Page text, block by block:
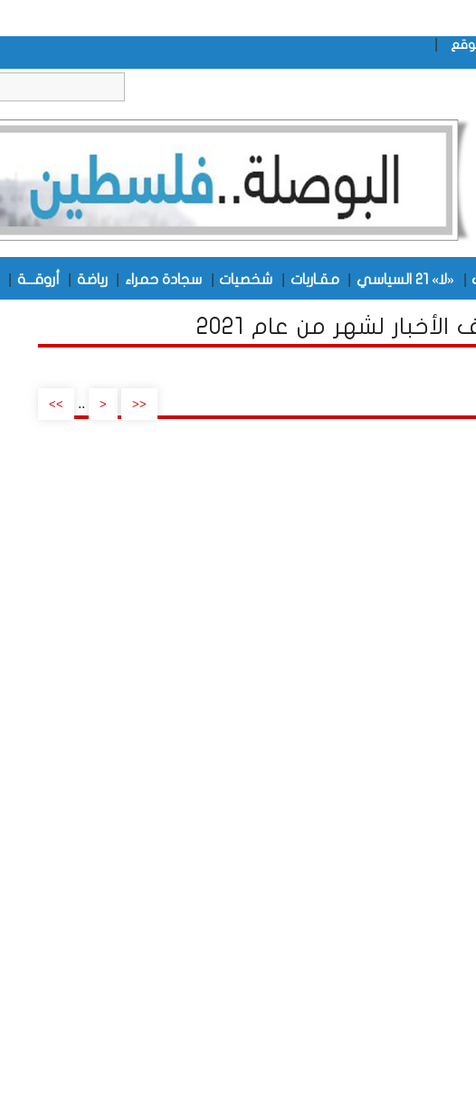
«لا» 21 السياسي مقـاربات شخصيات سجادة حمراء رياضة أروقـــة
الأخبار لشهر من عام 2021
<<
<
..
>>